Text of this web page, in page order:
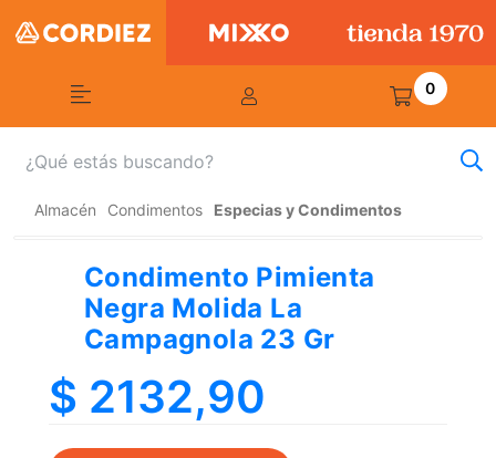
0
Almacén Condimentos Especias y Condimentos
Condimento Pimienta
Negra Molida La
Campagnola 23 Gr
$ 2132,90